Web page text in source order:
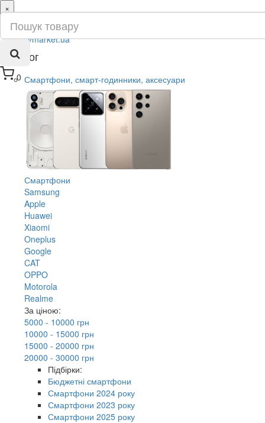
0
×
ru
ua
Каталог
Смартфони, смарт-годинники, аксесуари
Смартфони
Samsung
Apple
Huawei
Xiaomi
Oneplus
Google
CAT
OPPO
Motorola
Realme
За ціною:
5000 - 10000 грн
10000 - 15000 грн
15000 - 20000 грн
20000 - 30000 грн
Підбірки:
Бюджетні смартфони
Смартфони 2024 року
Смартфони 2023 року
Смартфони 2025 року